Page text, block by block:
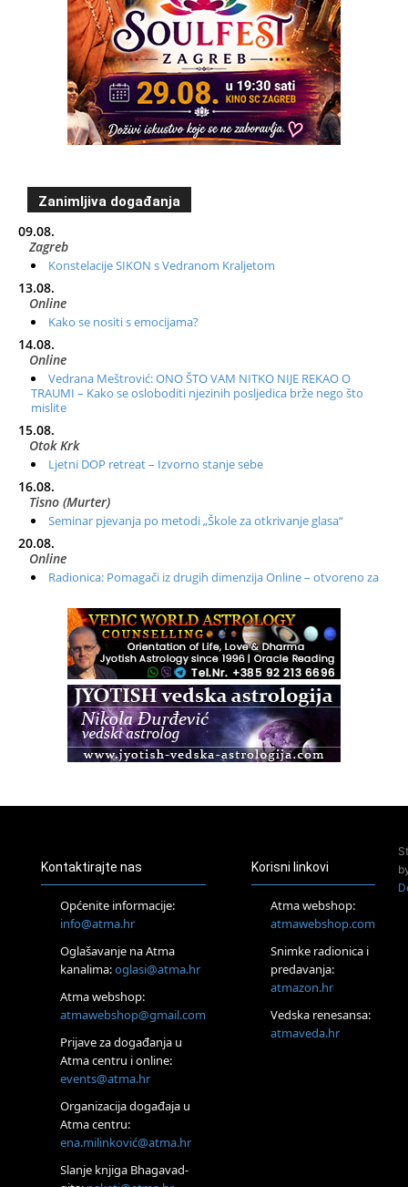
Zanimljiva događanja
09.08.
Zagreb
Konstelacije SIKON s Vedranom Kraljetom
13.08.
Online
Kako se nositi s emocijama?
14.08.
Online
Vedrana Meštrović: ONO ŠTO VAM NITKO NIJE REKAO O
TRAUMI – Kako se osloboditi njezinih posljedica brže nego što
mislite
15.08.
Otok Krk
Ljetni DOP retreat – Izvorno stanje sebe
16.08.
Tisno (Murter)
Seminar pjevanja po metodi „Škole za otkrivanje glasa“
20.08.
Online
Radionica: Pomagači iz drugih dimenzija Online – otvoreno za
Zagreb+Online
Osnovni ThetaHealing® tečaj, Zagreb i Online
Zagreb
Osnovna radionica za izscjeljivanje pranom (Basic Pranic
Healing course)
Access BARS®, otpusti stres
Pjesma srca / Zagreb
Tečaj Višeg Vodstva, razvijanja intuicije i Akaša zapisa
Online
Upisi u program Profesionalni hipnoterapeut — nova
Online
Postanite Nositelj Vibracije Nove Zemlje
Visoko
Alemka Dauskardt – Jednodnevna radionica sistemskih
konstelacija
Online
SPAVAJ… Priče za lakšu noć
Kontaktirajte nas
Općenite informacije:
info@atma.hr
Oglašavanje na Atma
kanalima:oglasi@atma.hr
Atma webshop:
atmawebshop@gmail.com
Prijave za događanja u
Atma centru i online:
events@atma.hr
Organizacija događaja u
Atma centru:
ena.milinković@atma.hr
Slanje knjiga Bhagavad-
Korisni linkovi
Atma webshop:
atmawebshop.com
Snimke radionica i
predavanja:
atmazon.hr
Vedska renesansa:
atmaveda.hr